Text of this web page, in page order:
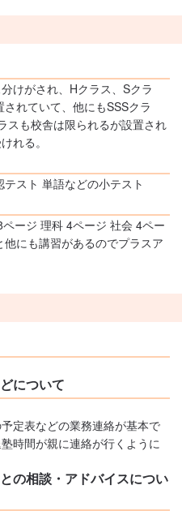
けがされ、Hクラス、Sクラ
れていて、他にもSSSクラ
スも校舎は限られるが設置され
れる。
スト 単語などの小テスト
ージ 理科 4ページ 社会 4ペー
にも講習があるのでプラスア
について
定表などの業務連絡が基本で
時間が親に連絡が行くように
の相談・アドバイスについ